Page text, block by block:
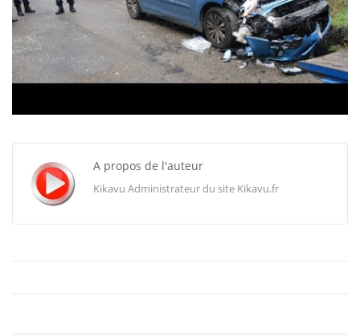
A propos de l'auteur
Kikavu Administrateur du site Kikavu.fr